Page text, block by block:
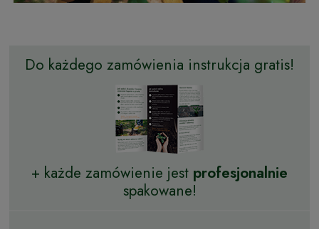
Do każdego zamówienia instrukcja gratis!
+ każde zamówienie jest profesjonalnie
spakowane!